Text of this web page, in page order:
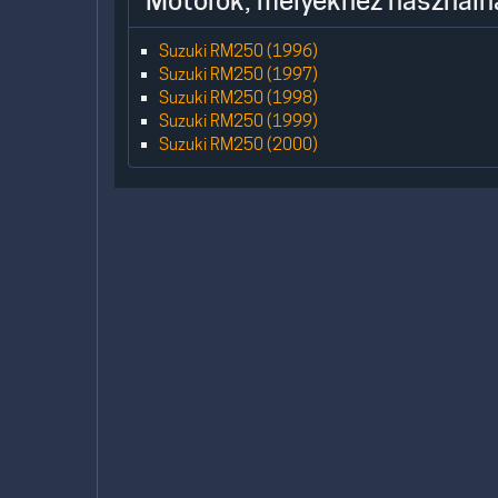
Suzuki RM250 (1996)
Suzuki RM250 (1997)
Suzuki RM250 (1998)
Suzuki RM250 (1999)
Suzuki RM250 (2000)